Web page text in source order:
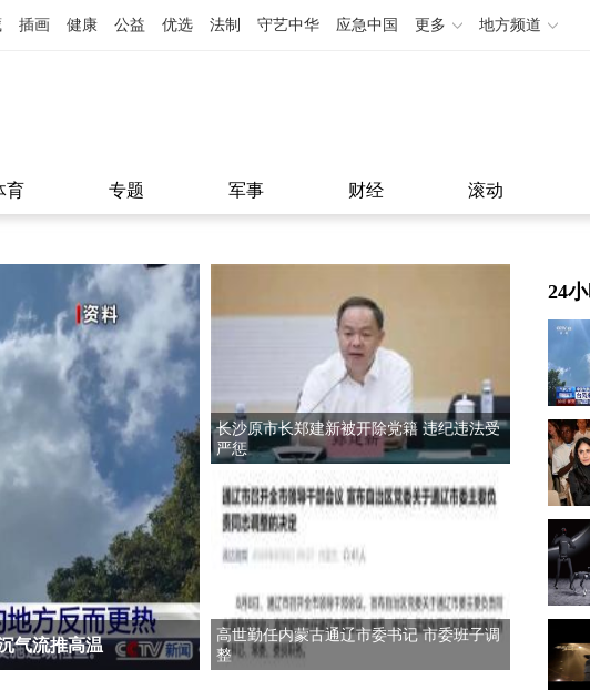
插画 健康 公益 优选 法制 守艺中华 应急中国 更多 地方频道
育 专题 军事 财经 滚动
偿金引发争议 宇树科技中一签或至少赚5万 高
长沙原市长郑建新被开除党籍 违纪违法受
严惩
高世勤任内蒙古通辽市委书记 市委班子调
整
24